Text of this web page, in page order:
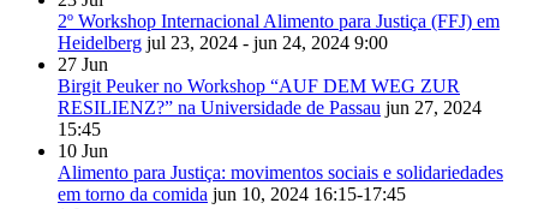
2º Workshop Internacional Alimento para Justiça (FFJ) em
Heidelberg jul 23, 2024 - jun 24, 2024 9:00
27 Jun
Birgit Peuker no Workshop “AUF DEM WEG ZUR
RESILIENZ?” na Universidade de Passau jun 27, 2024
15:45
10 Jun
Alimento para Justiça: movimentos sociais e solidariedades
em torno da comida jun 10, 2024 16:15-17:45